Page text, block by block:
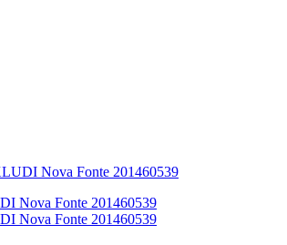
Nova Fonte 201460539